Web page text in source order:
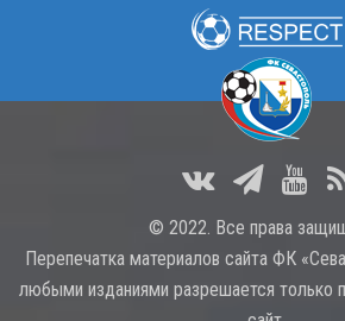
© 2022. Все права
Перепечатка материалов сайта ФК
любыми изданиями разрешается только